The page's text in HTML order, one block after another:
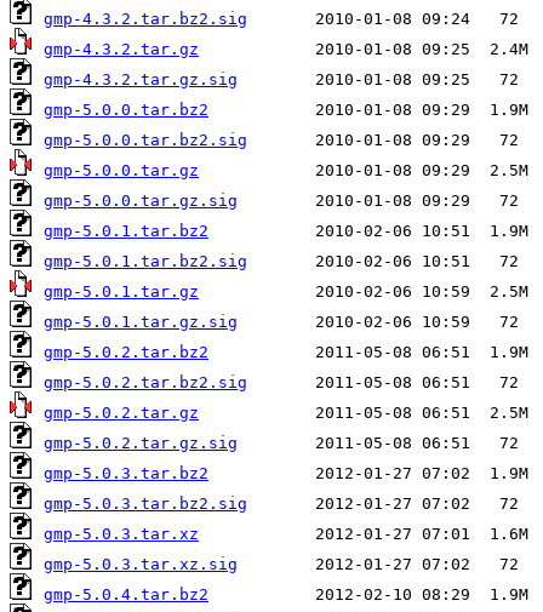
gmp-4.3.2.tar.bz2.sig
gmp-4.3.2.tar.gz
gmp-4.3.2.tar.gz.sig
gmp-5.0.0.tar.bz2
gmp-5.0.0.tar.bz2.sig
gmp-5.0.0.tar.gz
gmp-5.0.0.tar.gz.sig
gmp-5.0.1.tar.bz2
gmp-5.0.1.tar.bz2.sig
gmp-5.0.1.tar.gz
gmp-5.0.1.tar.gz.sig
gmp-5.0.2.tar.bz2
gmp-5.0.2.tar.bz2.sig
gmp-5.0.2.tar.gz
gmp-5.0.2.tar.gz.sig
gmp-5.0.3.tar.bz2
gmp-5.0.3.tar.bz2.sig
gmp-5.0.3.tar.xz
gmp-5.0.3.tar.xz.sig
gmp-5.0.4.tar.bz2